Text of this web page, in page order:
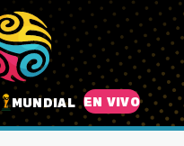
MUNDIAL EN VIVO